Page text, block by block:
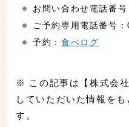
お問い合わせ電話番
ご予約専用電話番号
予約：食べログ
※ この記事は【株式会
していただいた情報を
す。